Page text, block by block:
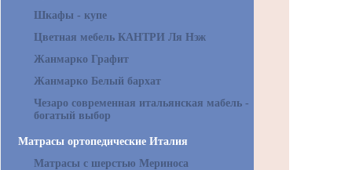
Шкафы - купе
Цветная мебель КАНТРИ Ля Нэж
Жанмарко Графит
Жанмарко Белый бархат
Чезаро современная итальянская мабель -
богатый выбор
Матрасы ортопедические Италия
Матрасы с шерстью Мериноса